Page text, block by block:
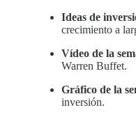
Ideas de
crecimiento a
Vídeo de la
Warren Buffet.
Gráfico de la
inversión.